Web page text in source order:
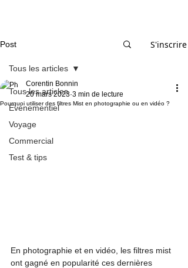
Post S'inscrire
Tous les articles
Événementiel
Voyage
Commercial
Test & tips
Tous les articles
Pourquoi utiliser des filtres Mist en photographie ou en vidéo ?
Corentin Bonnin
20 mars 2023 3 min de lecture
En photographie et en vidéo, les filtres mist
ont gagné en popularité ces dernières